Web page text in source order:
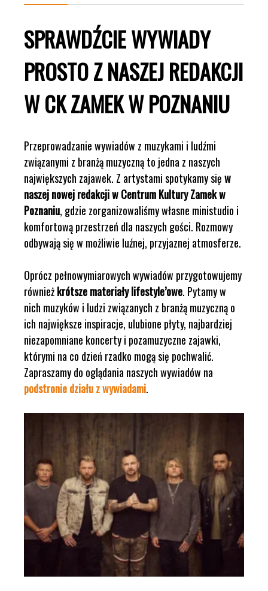
SPRAWDŹCIE WYWIADY
PROSTO Z NASZEJ REDAKCJI
W CK ZAMEK W POZNANIU
Przeprowadzanie wywiadów z muzykami i ludźmi
związanymi z branżą muzyczną to jedna z naszych
największych zajawek. Z artystami spotykamy sięw
naszej nowej redakcji w Centrum Kultury Zamek w
Poznaniu, gdzie zorganizowaliśmy własne ministudio i
komfortową przestrzeń dla naszych gości. Rozmowy
odbywają się w możliwie luźnej, przyjaznej atmosferze.
Oprócz pełnowymiarowych wywiadów przygotowujemy
równieżkrótsze materiały lifestyle’owe. Pytamy w
nich muzyków i ludzi związanych z branżą muzyczną o
ich największe inspiracje, ulubione płyty, najbardziej
niezapomniane koncerty i pozamuzyczne zajawki,
którymi na co dzień rzadko mogą się pochwalić.
Zapraszamy do oglądania naszych wywiadów na
podstronie działu z wywiadami.